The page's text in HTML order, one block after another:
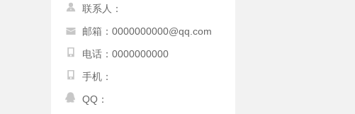
联系人：
邮箱：0000000000@qq.com
电话：0000000000
手机：
QQ：